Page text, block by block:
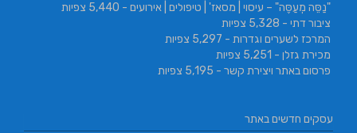
"נַסֵּה מְעַסֶּה" – עיסוי | מסאז' | טיפולים | אירועים - 5,440 צפיות
ציבור דתי - 5,328 צפיות
המרכז לשערים וגדרות - 5,297 צפיות
מכירת גזלן - 5,251 צפיות
פרסום באתר ויצירת קשר - 5,195 צפיות
עסקים חדשים באתר